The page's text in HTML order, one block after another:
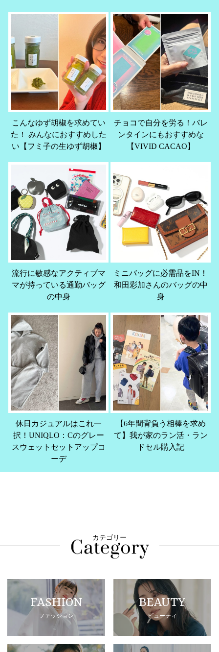
こんなゆず胡椒を求めてい
た！ みんなにおすすめした
い【フミ子の生ゆず胡椒】
チョコで自分を労る！バレ
ンタインにもおすすめな
【VIVID CACAO】
流行に敏感なアクティブマ
マが持っている通勤バッグ
の中身
ミニバッグに必需品をIN！
和田彩加さんのバッグの中
身
休日カジュアルはこれ一
択！UNIQLO：Cのグレー
スウェットセットアップコ
ーデ
【6年間背負う相棒を求め
て】我が家のラン活・ラン
ドセル購入記
カテゴリー
FASHION
ファッション
BEAUTY
ビューティ